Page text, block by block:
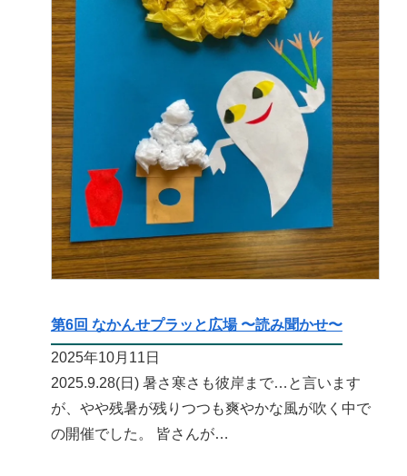
第6回 なかんせプラッと広場 〜読み聞かせ〜
2025年10月11日
2025.9.28(日) 暑さ寒さも彼岸まで…と言います
が、やや残暑が残りつつも爽やかな風が吹く中で
の開催でした。 皆さんが…